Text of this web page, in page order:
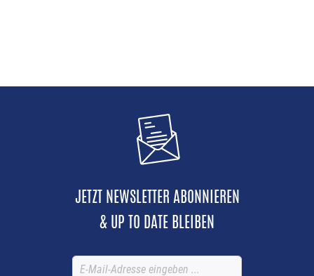
JETZT NEWSLETTER ABONNIEREN
& UP TO DATE BLEIBEN